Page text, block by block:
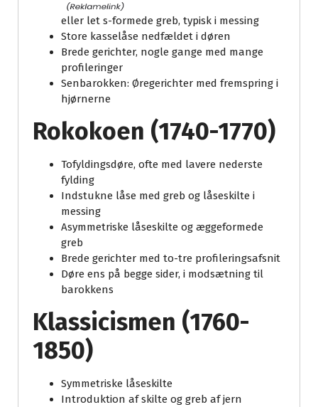
eller let s-formede greb, typisk i messing
Store kasselåse nedfældet i døren
Brede gerichter, nogle gange med mange
profileringer
Senbarokken: Øregerichter med fremspring i
hjørnerne
Rokokoen (1740-1770)
Tofyldingsdøre, ofte med lavere nederste
fylding
Indstukne låse med greb og låseskilte i
messing
Asymmetriske låseskilte og æggeformede
greb
Brede gerichter med to-tre profileringsafsnit
Døre ens på begge sider, i modsætning til
barokkens
Klassicismen (1760-
1850)
Symmetriske låseskilte
Introduktion af skilte og greb af jern